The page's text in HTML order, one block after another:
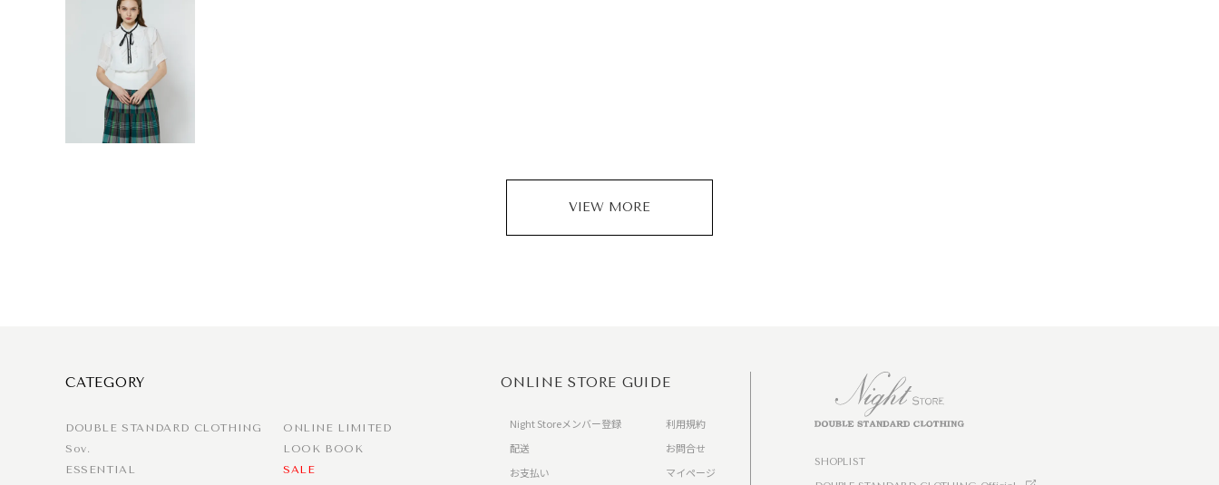
VIEW MORE
CATEGORY
DOUBLE STANDARD CLOTHING
Sov.
ESSENTIAL
ONLINE LIMITED
LOOK BOOK
SALE
ONLINE STORE GUIDE
Night Storeメンバー登録
配送
お支払い
利用規約
お問合せ
マイページ
SHOPLIST